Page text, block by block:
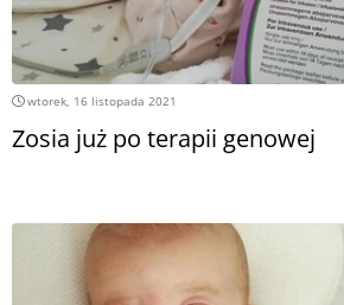
wtorek, 16 listopada 2021
Zosia już po terapii genowej